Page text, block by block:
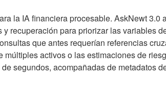
la IA financiera procesable. AskNewt 3.0
recuperación para priorizar las variables
que antes requerían referencias
activos o las estimaciones de
segundos, acompañadas de metadatos